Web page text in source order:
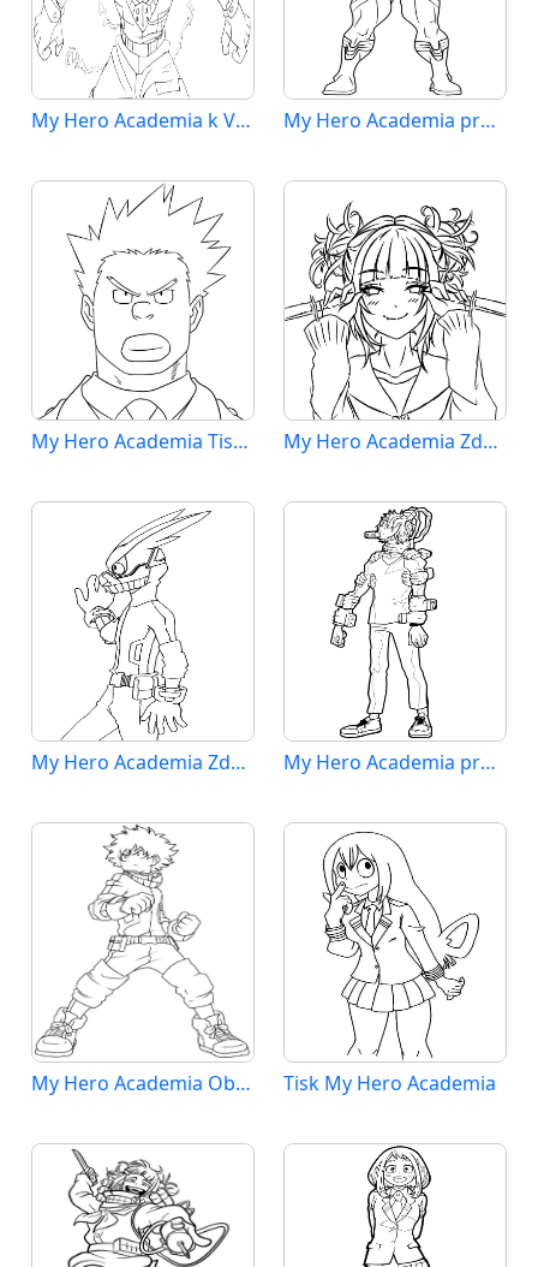
My Hero Academia k Vymalování My Hero Academia pro 2leté Děti
My Hero Academia Tisknutelná My Hero Academia Zdarama
My Hero Academia Zdarma Tisknutelná My Hero Academia pro Děti
My Hero Academia Obrázek Tisk My Hero Academia